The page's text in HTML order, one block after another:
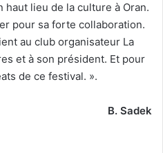
lieu de la culture à Oran.
pour sa forte collaboration.
au club organisateur La
et à son président. Et pour
de ce festival. ».
B. Sadek